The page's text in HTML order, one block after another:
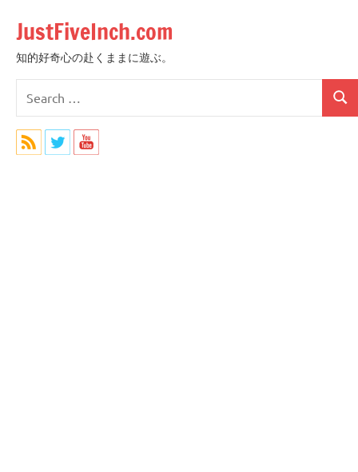
content
JustFiveInch.com
知的好奇心の赴くままに遊ぶ。
for: